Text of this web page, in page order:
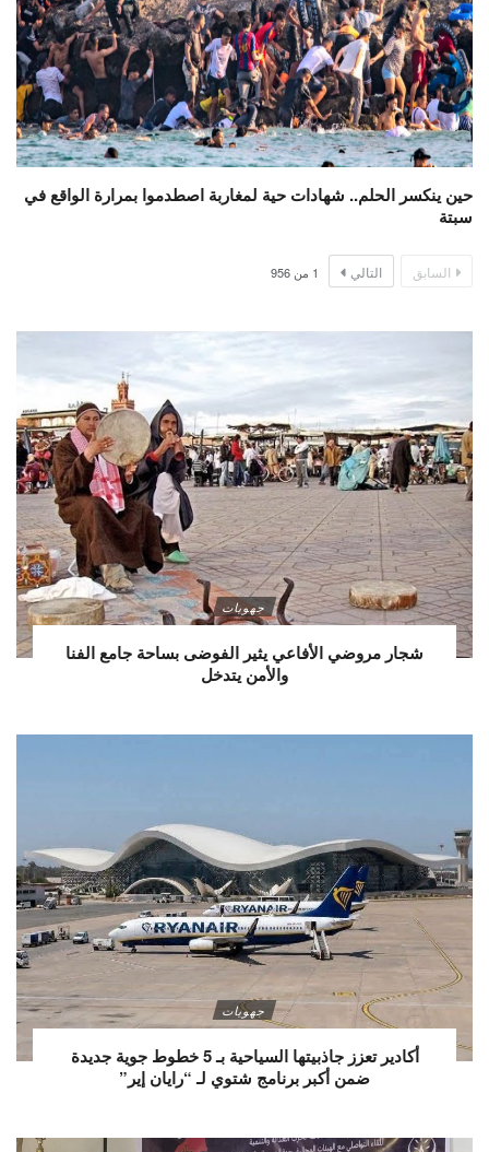
حين ينكسر الحلم.. شهادات حية لمغاربة اصطدموا بمرارة الواقع في
سبتة
السابق التالي 1 من 956
جهويات
شجار مروضي الأفاعي يثير الفوضى بساحة جامع الفنا
والأمن يتدخل
جهويات
أكادير تعزز جاذبيتها السياحية بـ 5 خطوط جوية جديدة
ضمن أكبر برنامج شتوي لـ “رايان إير”